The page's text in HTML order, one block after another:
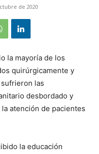
de 2020
la mayoría de los
quirúrgicamente y
las
desbordado y
atención de pacientes
la educación